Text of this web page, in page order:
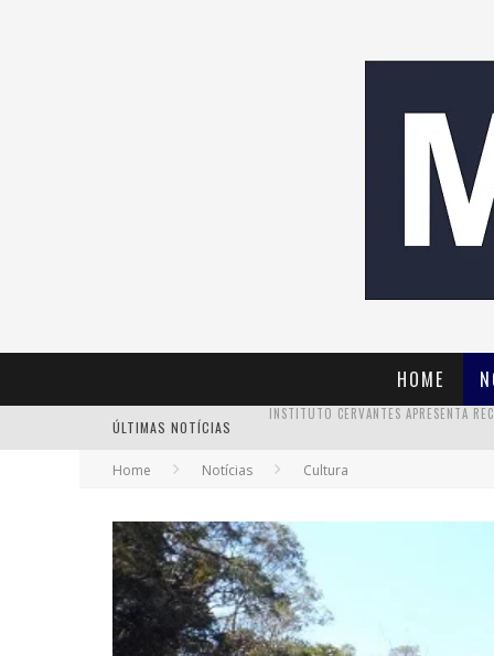
HOME
ÚLTIMAS NOTÍCIAS
Home Notícias Cultura